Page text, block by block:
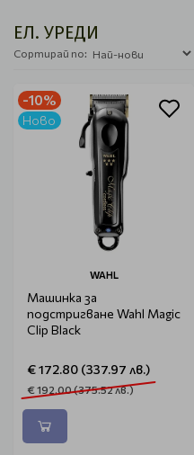
ЕЛ. УРЕДИ
Сортирай по:
-10%
Ново
WAHL
Машинка за
подстригване Wahl Magic
Clip Black
€ 172.80 (337.97 лв.)
€ 192.00 (375.52 лв.)